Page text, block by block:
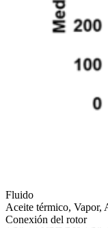
Fluido
Aceite térmico, Vapor,
Conexión del rotor